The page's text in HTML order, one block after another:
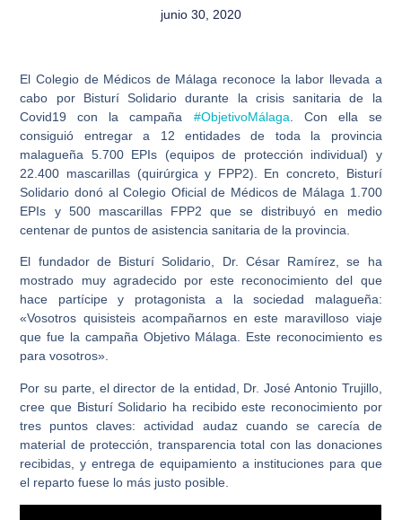
junio 30, 2020
El Colegio de Médicos de Málaga reconoce la labor llevada a
cabo por Bisturí Solidario durante la crisis sanitaria de la
Covid19 con la campaña #ObjetivoMálaga . Con ella se
consiguió entregar a 12 entidades de toda la provincia
malagueña 5.700 EPIs (equipos de protección individual) y
22.400 mascarillas (quirúrgica y FPP2). En concreto, Bisturí
Solidario donó al Colegio Oficial de Médicos de Málaga 1.700
EPIs y 500 mascarillas FPP2 que se distribuyó en medio
centenar de puntos de asistencia sanitaria de la provincia.
El fundador de Bisturí Solidario, Dr. César Ramírez, se ha
mostrado muy agradecido por este reconocimiento del que
hace partícipe y protagonista a la sociedad malagueña:
«Vosotros quisisteis acompañarnos en este maravilloso viaje
que fue la campaña Objetivo Málaga. Este reconocimiento es
para vosotros».
Por su parte, el director de la entidad, Dr. José Antonio Trujillo,
cree que Bisturí Solidario ha recibido este reconocimiento por
tres puntos claves: actividad audaz cuando se carecía de
material de protección, transparencia total con las donaciones
recibidas, y entrega de equipamiento a instituciones para que
el reparto fuese lo más justo posible.